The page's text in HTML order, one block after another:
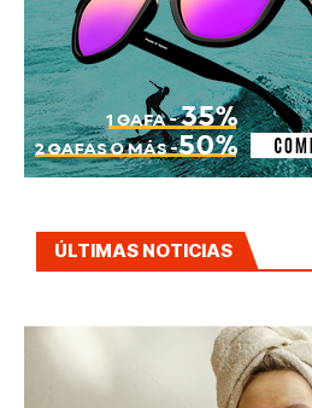
ÚLTIMAS NOTICIAS